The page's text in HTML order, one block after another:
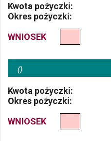
Kwota pożyczki:
Okres pożyczki:
WNIOSEK
()
Kwota pożyczki:
Okres pożyczki:
WNIOSEK